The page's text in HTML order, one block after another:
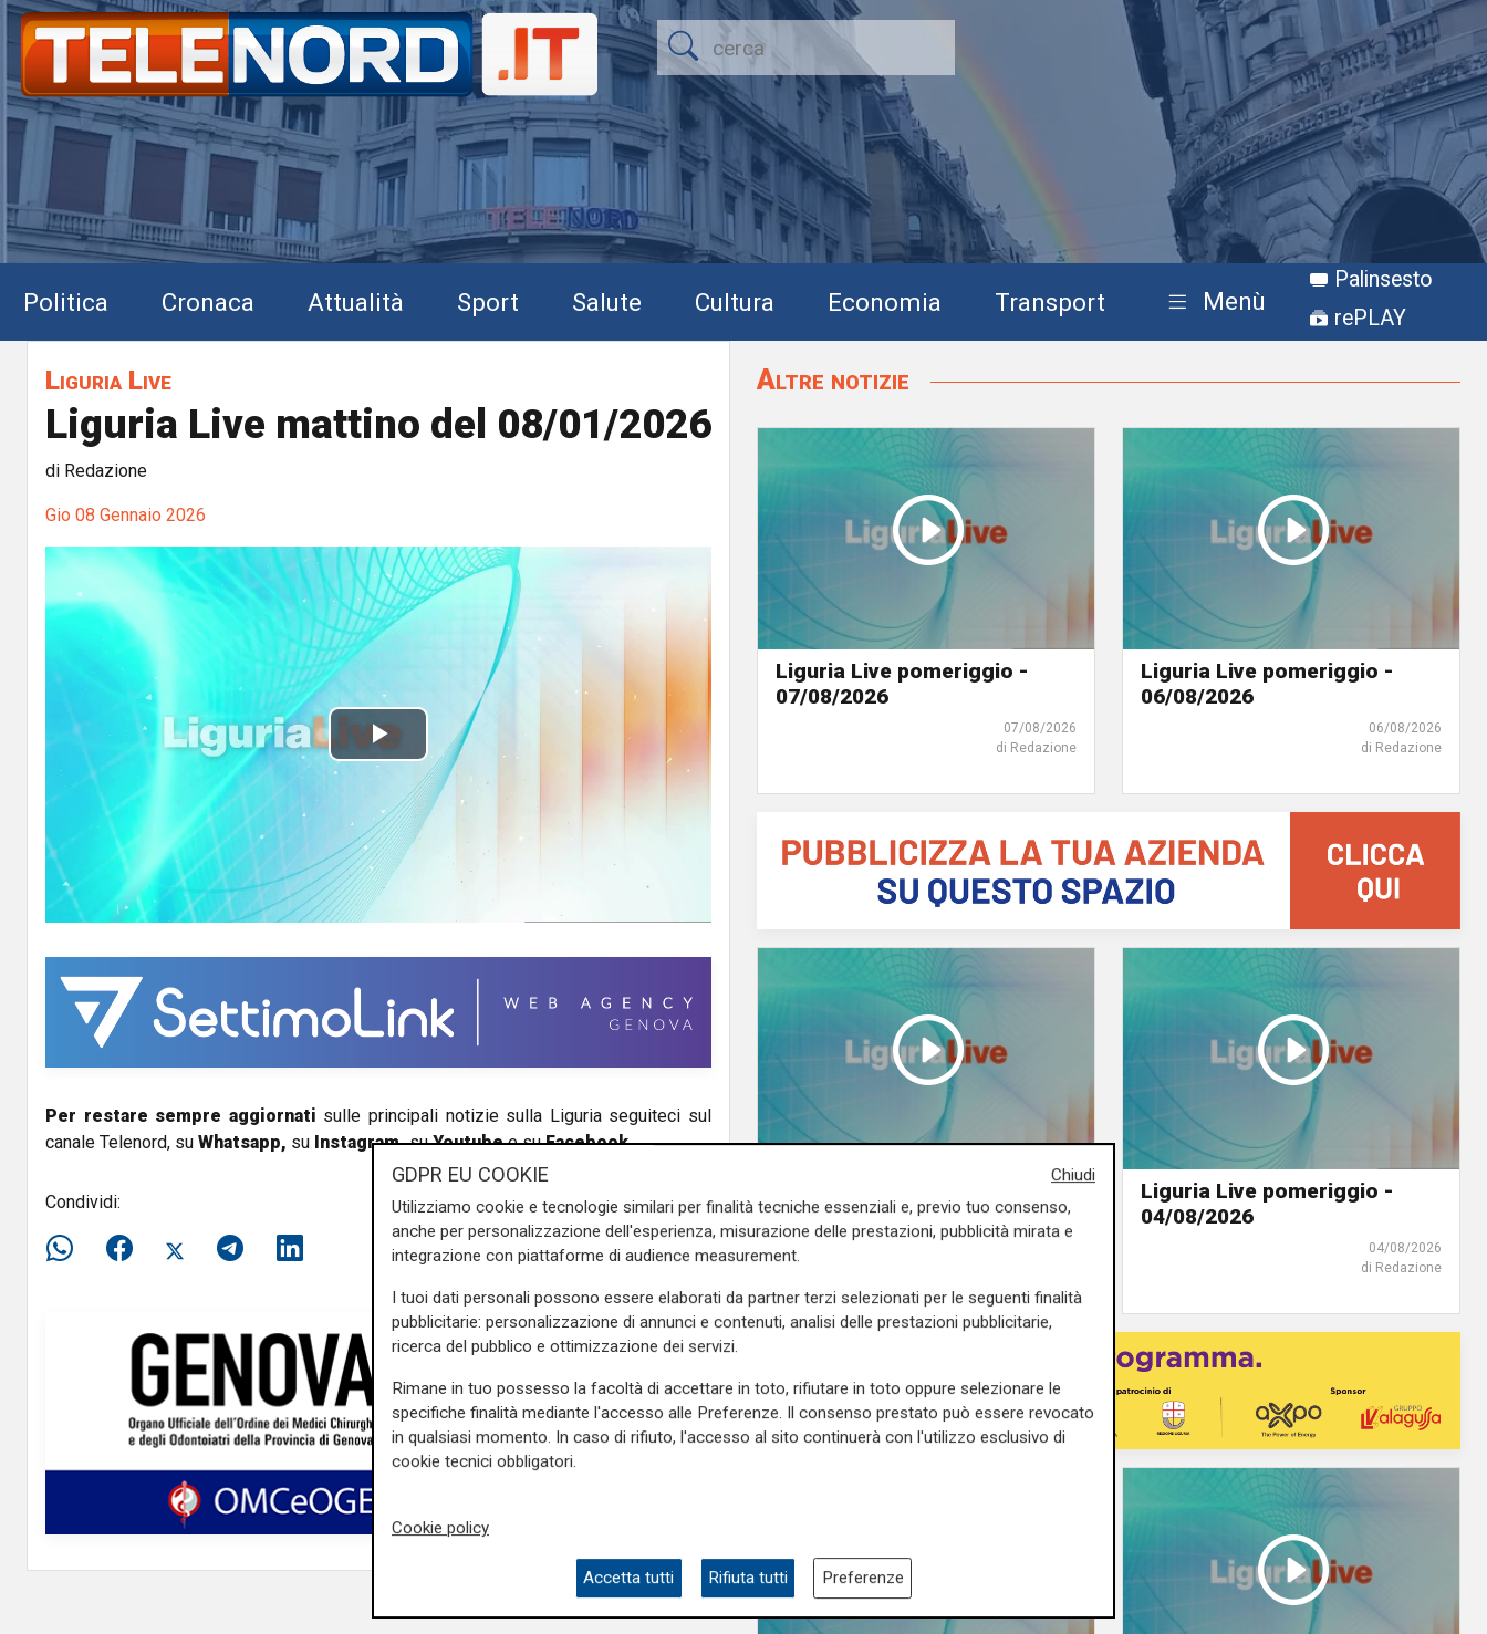
Politica Cronaca Attualità Sport Salute Cultura Economia Transport Menù
Palinsesto
rePLAY
Liguria Live
Liguria Live mattino del 08/01/2026
di Redazione
Gio 08 Gennaio 2026
P
l
a
V
e
o
Per restare sempre aggiornati sulle principali notizie sulla Liguria seguiteci sul
canale Telenord, su Whatsapp, su Instagram,suYoutubee suFacebook.
Condividi:
Altre notizie
Liguria Live pomeriggio -
07/08/2026
07/08/2026
di Redazione
Liguria Live pomeriggio -
06/08/2026
06/08/2026
di Redazione
05/08/2026
Liguria Live pomeriggio -
04/08/2026
04/08/2026
di Redazione
Chiudi
GDPR EU COOKIE
Utilizziamo cookie e tecnologie similari per finalità tecniche essenziali e, previo tuo consenso,
anche per personalizzazione dell'esperienza, misurazione delle prestazioni, pubblicità mirata e
integrazione con piattaforme di audience measurement.
I tuoi dati personali possono essere elaborati da partner terzi selezionati per le seguenti finalità
pubblicitarie: personalizzazione di annunci e contenuti, analisi delle prestazioni pubblicitarie,
ricerca del pubblico e ottimizzazione dei servizi.
Rimane in tuo possesso la facoltà di accettare in toto, rifiutare in toto oppure selezionare le
specifiche finalità mediante l'accesso alle Preferenze. Il consenso prestato può essere revocato
in qualsiasi momento. In caso di rifiuto, l'accesso al sito continuerà con l'utilizzo esclusivo di
cookie tecnici obbligatori.
Cookie policy
Accetta tutti Rifiuta tutti Preferenze